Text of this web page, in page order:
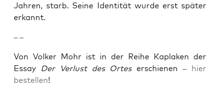
Jah­ren, starb. Sei­ne Iden­ti­tät wur­de erst spä­ter
erkannt.
– –
Von Vol­ker Mohr ist in der Rei­he Kapla­ken der
Essay Der Ver­lust des Orteserschie­nen – hier
bestel­len!